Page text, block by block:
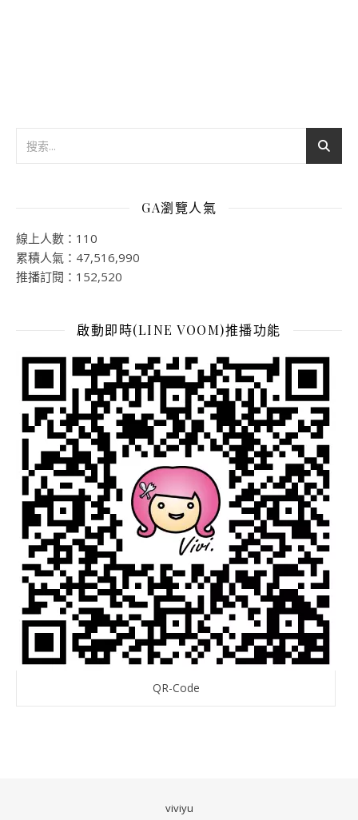
GA瀏覽人氣
線上人數：110
累積人氣：47,516,990
推播訂閱：152,520
啟動即時(LINE VOOM)推播功能
QR-Code
viviyu